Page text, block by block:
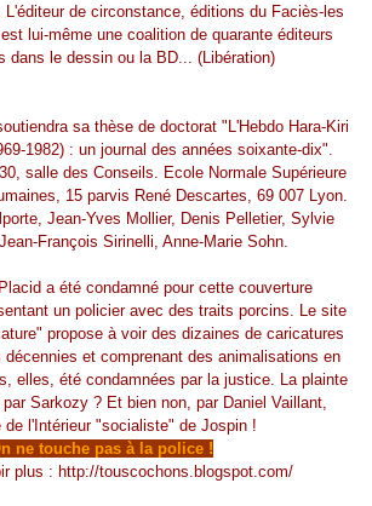
L'éditeur de circonstance, éditions du Faciès-les
lui-même une coalition de quarante éditeurs
dans le dessin ou la BD... (Libération)
sa thèse de doctorat "L'Hebdo Hara-Kiri
1982) : un journal des années soixante-dix".
salle des Conseils. Ecole Normale Supérieure
15 parvis René Descartes, 69 007 Lyon.
Jean-Yves Mollier, Denis Pelletier, Sylvie
François Sirinelli, Anne-Marie Sohn.
a été condamné pour cette couverture
un policier avec des traits porcins. Le site
propose à voir des dizaines de caricatures
et comprenant des animalisations en
elles, été condamnées par la justice. La plainte
Sarkozy ? Et bien non, par Daniel Vaillant,
de l'Intérieur "socialiste" de Jospin !
ne touche pas à la police !
plus : http://touscochons.blogspot.com/